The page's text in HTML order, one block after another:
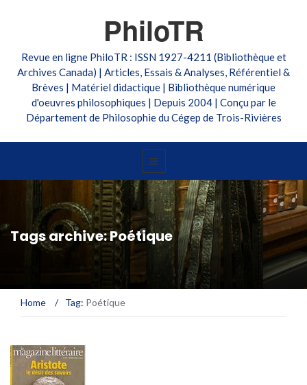
PhiloTR
Revue en ligne PhiloTR : ISSN 1927-4211 (Bibliothèque et
Archives Canada) | Articles, Essais & Analyses, Référentiel &
Brèves | Matériel didactique | Bibliothèque numérique
d'oeuvres philosophiques | Depuis 2004 | Conçu par le
Département de Philosophie du Cégep de Trois-Rivières
Tags archive: Poétique
Home / Tag: Poétique